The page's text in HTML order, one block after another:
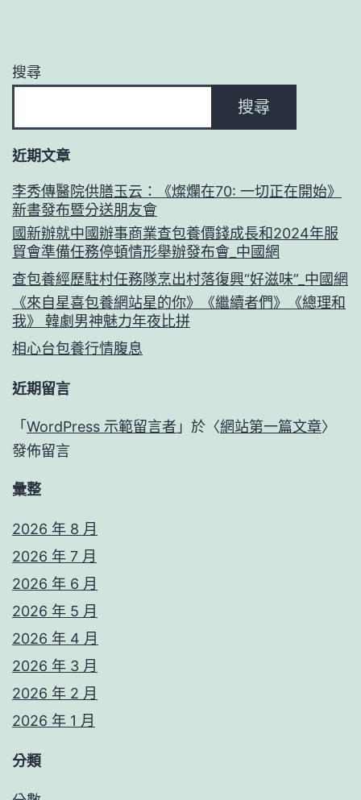
搜尋
搜尋
近期文章
李秀傳醫院供膳玉云：《燦爛在70: 一切正在開始》
新書發布暨分送朋友會
國新辦就中國辦事商業查包養價錢成長和2024年服
貿會準備任務停頓情形舉辦發布會_中國網
查包養經歷駐村任務隊烹出村落復興“好滋味”_中國網
《來自星喜包養網站星的你》《繼續者們》《總理和
我》 韓劇男神魅力年夜比拼
相心台包養行情腹息
近期留言
「 WordPress 示範留言者 」於〈網站第一篇文章〉
發佈留言
彙整
2026 年 8 月
2026 年 7 月
2026 年 6 月
2026 年 5 月
2026 年 4 月
2026 年 3 月
2026 年 2 月
2026 年 1 月
分類